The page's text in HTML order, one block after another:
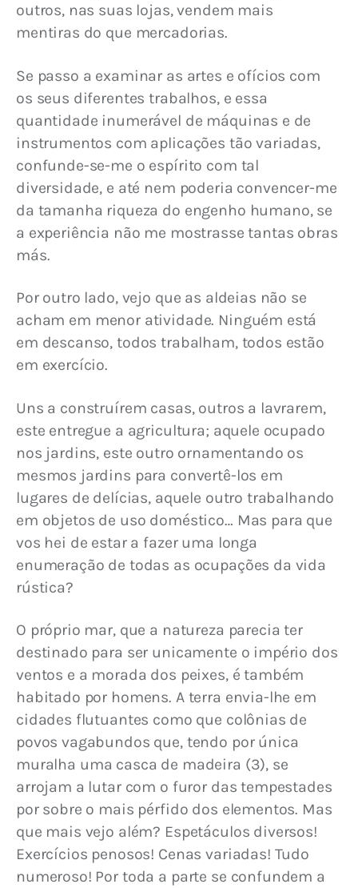
outros, nas suas lojas, vendem mais
mentiras do que mercadorias.
Se passo a examinar as artes e ofícios com
os seus diferentes trabalhos, e essa
quantidade inumerável de máquinas e de
instrumentos com aplicações tão variadas,
confunde-se-me o espírito com tal
diversidade, e até nem poderia convencer-me
da tamanha riqueza do engenho humano, se
a experiência não me mostrasse tantas obras
más.
Por outro lado, vejo que as aldeias não se
acham em menor atividade. Ninguém está
em descanso, todos trabalham, todos estão
em exercício.
Uns a construírem casas, outros a lavrarem,
este entregue a agricultura; aquele ocupado
nos jardins, este outro ornamentando os
mesmos jardins para convertê-los em
lugares de delícias, aquele outro trabalhando
em objetos de uso doméstico… Mas para que
vos hei de estar a fazer uma longa
enumeração de todas as ocupações da vida
rústica?
O próprio mar, que a natureza parecia ter
destinado para ser unicamente o império dos
ventos e a morada dos peixes, é também
habitado por homens. A terra envia-lhe em
cidades flutuantes como que colônias de
povos vagabundos que, tendo por única
muralha uma casca de madeira (3), se
arrojam a lutar com o furor das tempestades
por sobre o mais pérfido dos elementos. Mas
que mais vejo além? Espetáculos diversos!
Exercícios penosos! Cenas variadas! Tudo
numeroso! Por toda a parte se confundem a